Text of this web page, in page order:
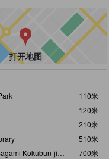
打开地图
110米
120米
210米
510米
Remains of Sagami Kokubun-ji Temple
700米